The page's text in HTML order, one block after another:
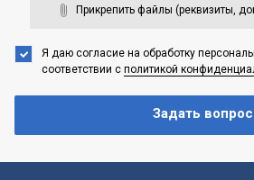
Прикрепить файлы (реквизиты,
Я даю согласие на обработку
соответствии с политикой